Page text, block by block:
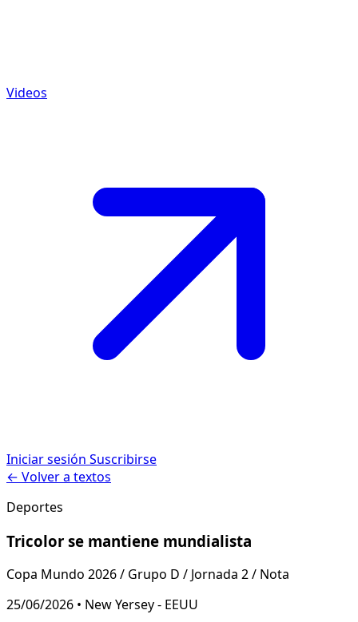
Videos
Iniciar sesión Suscribirse
← Volver a textos
Deportes
Tricolor se mantiene mundialista
Copa Mundo 2026 / Grupo D / Jornada 2 / Nota
25/06/2026 • New Yersey - EEUU